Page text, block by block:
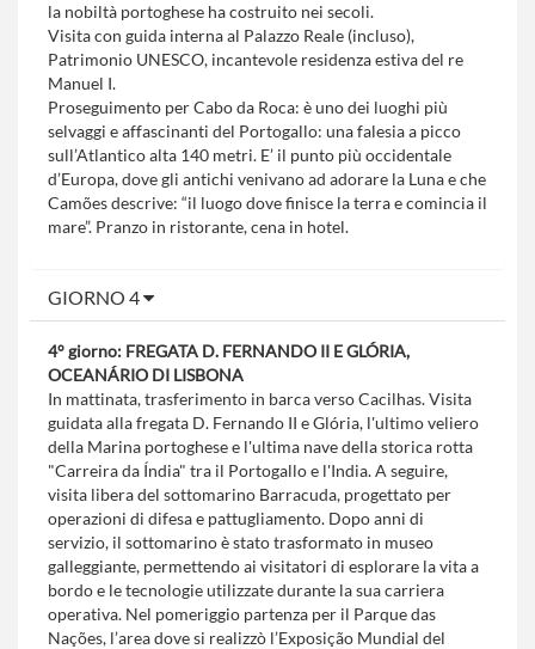
la nobiltà portoghese ha costruito nei secoli.
Visita con guida interna al Palazzo Reale (incluso),
Patrimonio UNESCO, incantevole residenza estiva del re
Manuel I.
Proseguimento per Cabo da Roca: è uno dei luoghi più
selvaggi e affascinanti del Portogallo: una falesia a picco
sull’Atlantico alta 140 metri. E’ il punto più occidentale
d’Europa, dove gli antichi venivano ad adorare la Luna e che
Camões descrive: “il luogo dove finisce la terra e comincia il
mare”. Pranzo in ristorante, cena in hotel.
GIORNO 4
4° giorno: FREGATA D. FERNANDO II E GLÓRIA,
OCEANÁRIO DI LISBONA
In mattinata, trasferimento in barca verso Cacilhas. Visita
guidata alla fregata D. Fernando II e Glória, l'ultimo veliero
della Marina portoghese e l'ultima nave della storica rotta
"Carreira da Índia" tra il Portogallo e l'India. A seguire,
visita libera del sottomarino Barracuda, progettato per
operazioni di difesa e pattugliamento. Dopo anni di
servizio, il sottomarino è stato trasformato in museo
galleggiante, permettendo ai visitatori di esplorare la vita a
bordo e le tecnologie utilizzate durante la sua carriera
operativa. Nel pomeriggio partenza per il Parque das
Nações, l’area dove si realizzò l’Exposição Mundial del